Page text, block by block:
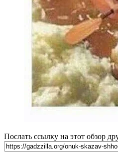
Послать ссылку на этот обзор